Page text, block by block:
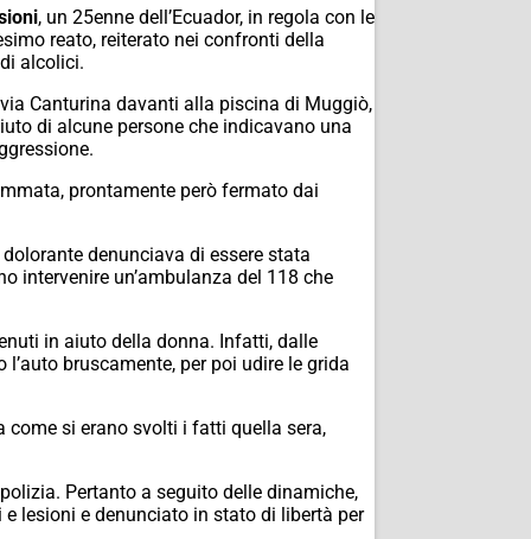
, un 25enne dell’Ecuador, in regola con le
reato, reiterato nei confronti della
alcolici.
Canturina davanti alla piscina di Muggiò,
di alcune persone che indicavano una
prontamente però fermato dai
denunciava di essere stata
intervenire un’ambulanza del 118 che
in aiuto della donna. Infatti, dalle
bruscamente, per poi udire le grida
come si erano svolti i fatti quella sera,
Pertanto a seguito delle dinamiche,
lesioni e denunciato in stato di libertà per